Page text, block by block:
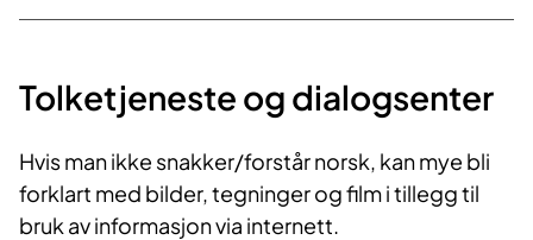
Tolketjeneste og dialogsenter
Hvis man ikke snakker/forstår norsk, kan mye bli
forklart med bilder, tegninger og film i tillegg til
bruk av informasjon via internett.